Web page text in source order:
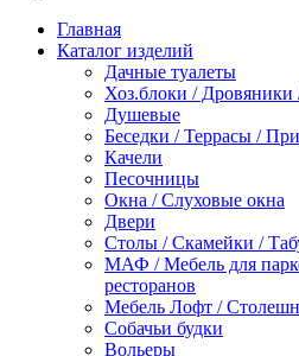
Главная
Каталог изделий
Дачные туалеты
Хоз.блоки / Дровяники
Душевые
Беседки / Террасы /
Качели
Песочницы
Окна / Слуховые окна
Двери
Столы / Скамейки /
МАФ / Мебель для
ресторанов
Мебель Лофт /
Собачьи будки
Вольеры